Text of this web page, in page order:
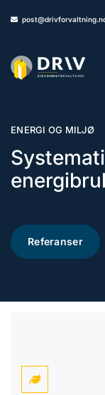

ENERGI OG MILJØ
Referanser
